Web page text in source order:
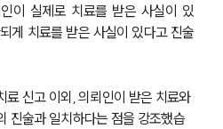
이 실제로 치료를 받은 사실이 있
게 치료를 받은 사실이 있다고 진술
료 신고 이외, 의뢰인이 받은 치료와
진술과 일치하다는 점을 강조했습